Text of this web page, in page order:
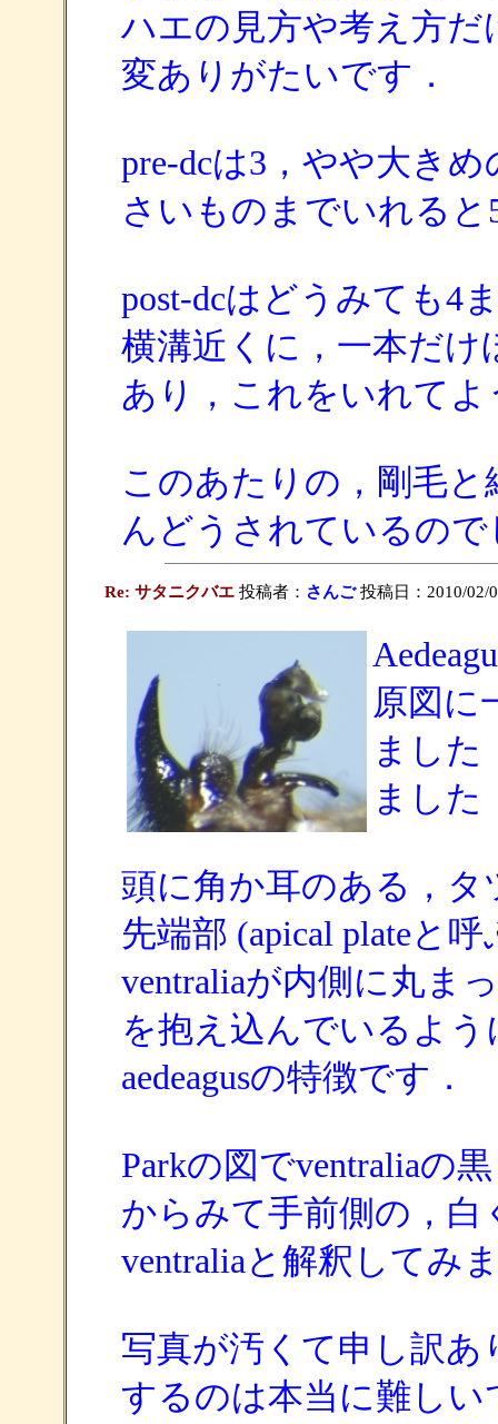
ハエの見方や考え方
変ありがたいです．
pre-dcは3，やや大き
さいものまでいれる
post-dcはどうみても4
横溝近くに，一本だ
あり，これをいれて
このあたりの，剛毛
んどうされているの
Re: サタニクバエ投稿者： さんご 投稿日：2010/02/
原図に
ました
ました
頭に角か耳のある，
先端部 (apical plateと
ventraliaが内側に丸ま
を抱え込んでいるよ
aedeagusの特徴です．
Parkの図でventraliaの
からみて手前側の，
ventraliaと解釈してみ
写真が汚くて申し訳
するのは本当に難しい